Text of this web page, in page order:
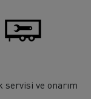
servisi ve onarım